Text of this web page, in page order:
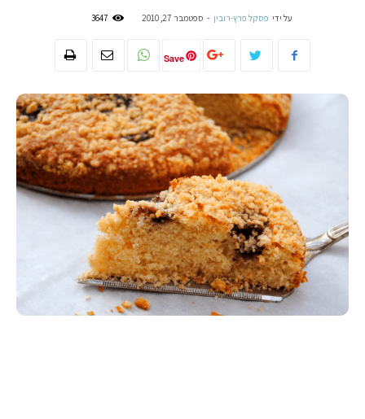
על ידי פסקל פרץ-רובין - ספטמבר 27, 2010 3647
Save